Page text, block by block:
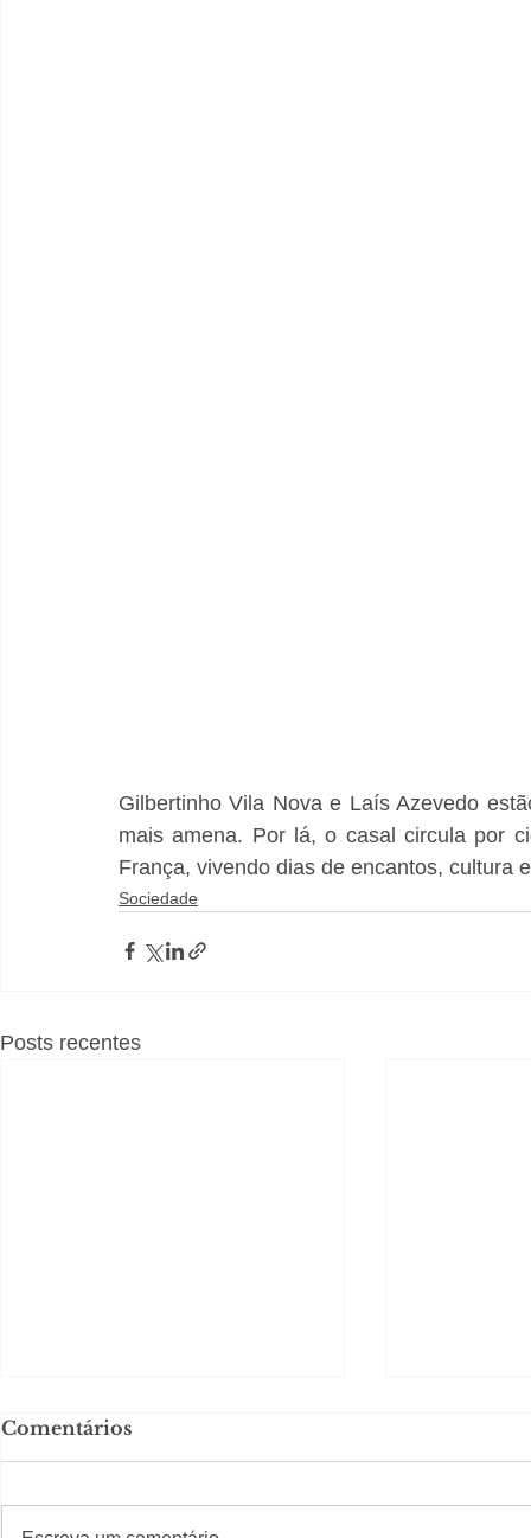
Gilbertinho Vila Nova e Laís Azevedo
mais amena. Por lá, o casal circula por
França, vivendo dias de encantos, cultura
Sociedade
Posts recentes
Comentários
#Sugestões